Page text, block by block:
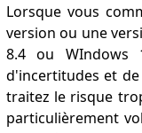
Lorsque vous
version ou une
8.4 ou WIndows
d'incertitudes et
traitez le risque
particulièrement